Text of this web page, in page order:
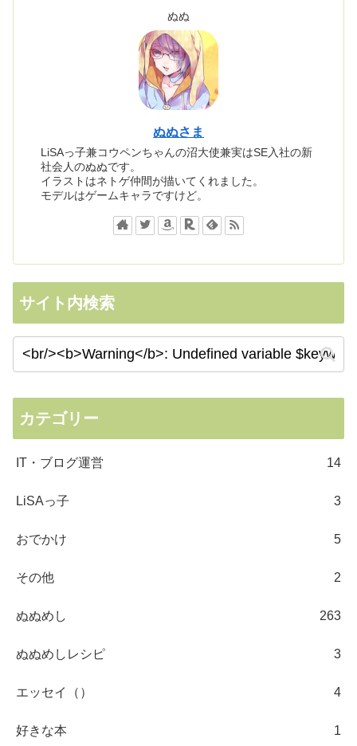
ぬぬ
ぬぬさま
LiSAっ子兼コウペンちゃんの沼大使兼実はSE入社の新
社会人のぬぬです。
イラストはネトゲ仲間が描いてくれました。
モデルはゲームキャラですけど。
サイト内検索
カテゴリー
IT・ブログ運営 14
LiSAっ子 3
おでかけ 5
その他 2
ぬぬめし 263
ぬぬめしレシピ 3
エッセイ（） 4
好きな本 1